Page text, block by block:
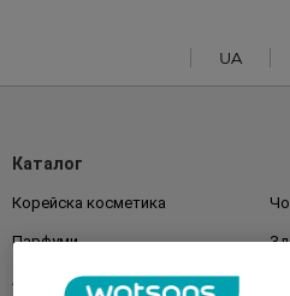
UA
Каталог
Корейска косметика
Парфуми
Акції